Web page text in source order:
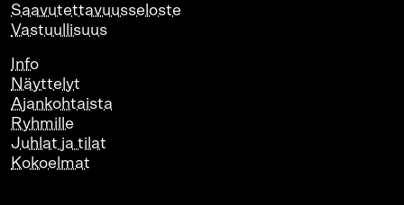
Saavutettavuusseloste
Vastuullisuus
Info
Näyttelyt
Ajankohtaista
Ryhmille
Juhlat ja tilat
Kokoelmat